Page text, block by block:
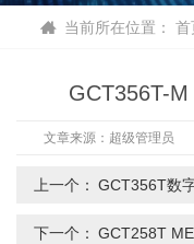
当前所在位置： 首
GCT356T-
文章来源：超级管理员
上一个： GCT356T数
下一个： GCT258T